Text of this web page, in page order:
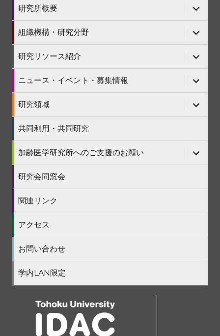
研究所概要
サ
ブ
メ
ニ
ュ
ー
を
展
開
組織機構・研究分野
サ
ブ
メ
ニ
ュ
ー
を
展
開
研究リソース紹介
サ
ブ
メ
ニ
ュ
ー
を
展
開
ニュース・イベント・募集情報
サ
ブ
メ
ニ
ュ
ー
開
研究領域
サ
ブ
メ
ー
を
展
開
共同利用・共同研究
加齢医学研究所へのご支援のお願い
サ
ブ
メ
ー
開
研究会同窓会
関連リンク
アクセス
お問い合わせ
学内LAN限定